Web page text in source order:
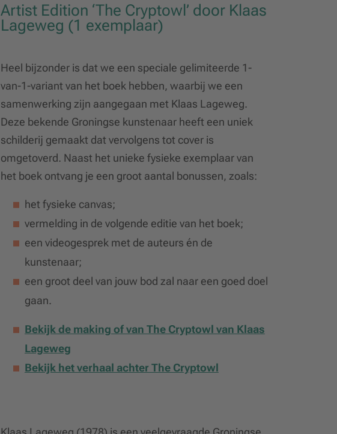
Artist Edition ‘The Cryptowl’ door Klaas
Lageweg (1 exemplaar)
Heel bijzonder is dat we een speciale gelimiteerde 1-
van-1-variant van het boek hebben, waarbij we een
samenwerking zijn aangegaan met Klaas Lageweg.
Deze bekende Groningse kunstenaar heeft een uniek
schilderij gemaakt dat vervolgens tot cover is
omgetoverd. Naast het unieke fysieke exemplaar van
het boek ontvang je een groot aantal bonussen, zoals:
het fysieke canvas;
vermelding in de volgende editie van het boek;
een videogesprek met de auteurs én de
kunstenaar;
een groot deel van jouw bod zal naar een goed doel
gaan.
Bekijk de making ofvan The Cryptowl van Klaas
Lageweg
Bekijk het verhaal achter The Cryptowl